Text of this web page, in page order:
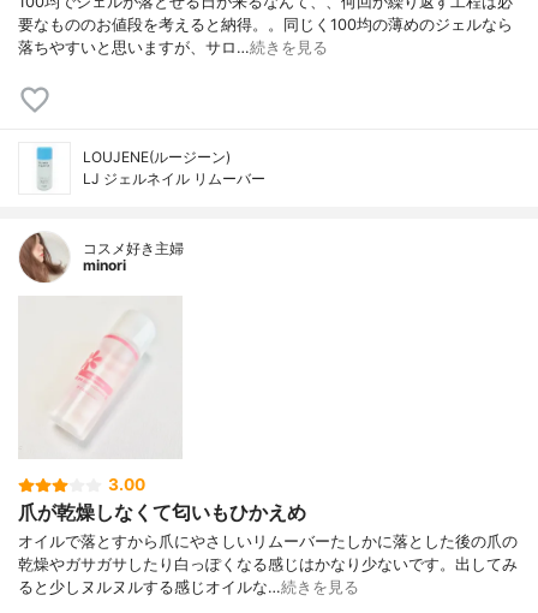
要なもののお値段を考えると納得。。同じく100均の薄めのジェルなら
落ちやすいと思いますが、サロ…続きを見る
LOUJENE(ルージーン)
LJ ジェルネイル リムーバー
コスメ好き主婦
minori
3.00
爪が乾燥しなくて匂いもひかえめ
オイルで落とすから爪にやさしいリムーバーたしかに落とした後の爪の
乾燥やガサガサしたり白っぽくなる感じはかなり少ないです。出してみ
ると少しヌルヌルする感じオイルな…続きを見る